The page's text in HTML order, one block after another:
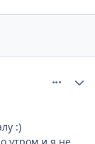
:)